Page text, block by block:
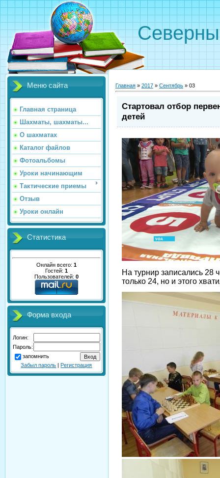
Меню сайта
Главная страница
Шахматы, шахматы...
О шахматах
Каталог файлов
Фотоальбомы
Уроки начинающим
Тактические приемы
Отзыв
Уроки онлайн
Статистика
Онлайн всего: 1
Гостей: 1
Пользователей: 0
Форма входа
Логин:
Пароль:
запомнить
Забыл пароль |Регистрация
Главная » 2017 » Сентябрь » 03
Стартовал отбор
детей
На турнир записались
только 24, но и этого